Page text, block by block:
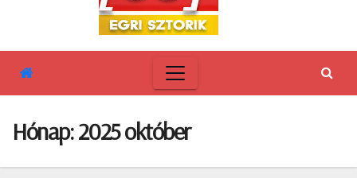
Hónap:2025 október